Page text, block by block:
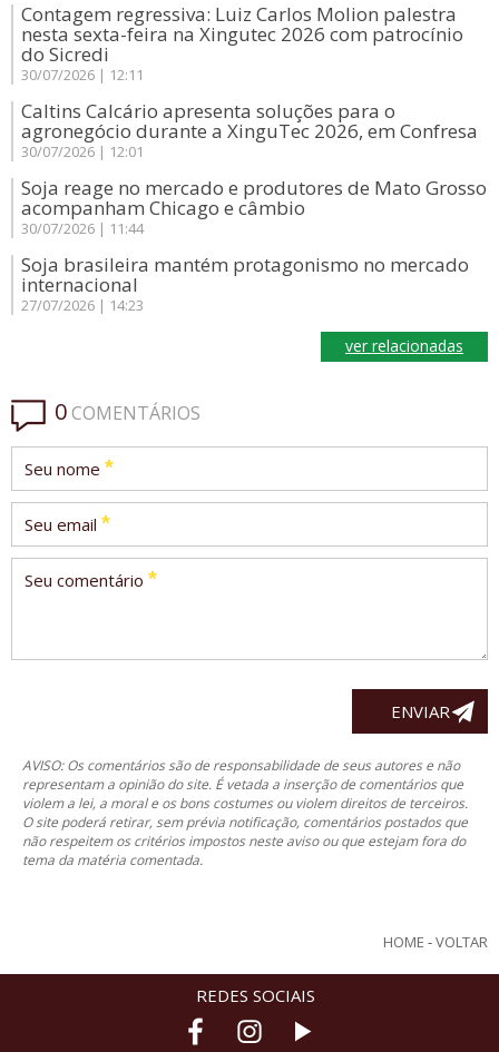
Contagem regressiva: Luiz Carlos Molion palestra
nesta sexta-feira na Xingutec 2026 com patrocínio
do Sicredi
30/07/2026 | 12:11
Caltins Calcário apresenta soluções para o
agronegócio durante a XinguTec 2026, em Confresa
30/07/2026 | 12:01
Soja reage no mercado e produtores de Mato Grosso
acompanham Chicago e câmbio
30/07/2026 | 11:44
Soja brasileira mantém protagonismo no mercado
internacional
27/07/2026 | 14:23
ver relacionadas
0COMENTÁRIOS
Seu nome *
Seu email *
Seu comentário *
AVISO: Os comentários são de responsabilidade de seus autores e não
representam a opinião do site. É vetada a inserção de comentários que
violem a lei, a moral e os bons costumes ou violem direitos de terceiros.
O site poderá retirar, sem prévia notificação, comentários postados que
não respeitem os critérios impostos neste aviso ou que estejam fora do
tema da matéria comentada.
HOME -VOLTAR
REDES SOCIAIS